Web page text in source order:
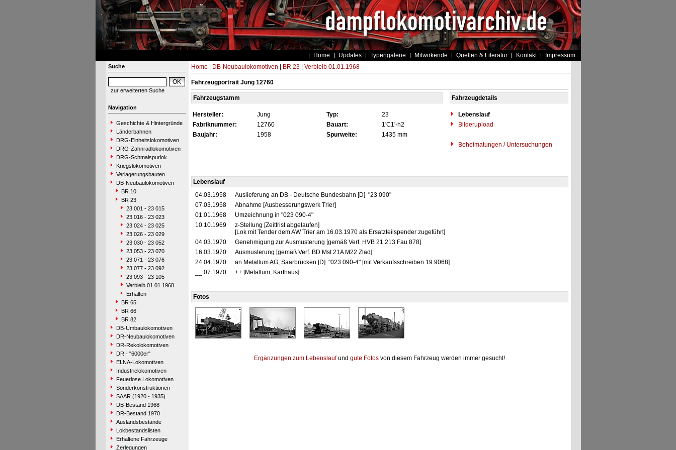
Home Updates Typengalerie Mitwirkende Quellen & Literatur Kontakt Impressum
Suche
zur erweiterten Suche
Navigation
Geschichte & Hintergründe
Länderbahnen
DRG-Einheitslokomotiven
DRG-Zahnradlokomotiven
DRG-Schmalspurlok.
Kriegslokomotiven
Verlagerungsbauten
DB-Neubaulokomotiven
BR 10
BR 23
23 001 - 23 015
23 016 - 23 023
23 024 - 23 025
23 026 - 23 029
23 030 - 23 052
23 053 - 23 070
23 071 - 23 076
23 077 - 23 092
23 093 - 23 105
Verbleib 01.01.1968
Erhalten
BR 65
BR 66
BR 82
DB-Umbaulokomotiven
DR-Neubaulokomotiven
DR-Rekolokomotiven
DR - "6000er"
ELNA-Lokomotiven
Industrielokomotiven
Feuerlose Lokomotiven
Sonderkonstruktionen
SAAR (1920 - 1935)
DB-Bestand 1968
DR-Bestand 1970
Auslandsbestände
Lokbestandslisten
Erhaltene Fahrzeuge
Zerlegungen
Home DB-Neubaulokomotiven BR 23| Verbleib 01.01.1968
Fahrzeugportrait Jung 12760
Fahrzeugstamm Fahrzeugdetails
Hersteller: Jung Typ: 23
Lebenslauf
Fabriknummer:
12760 Bauart: 1'C1'-h2
Bilderupload
Baujahr:
1958 Spurweite:
1435 mm
Beheimatungen / Untersuchungen
Lebenslauf
04.03.1958
Auslieferung an DB - Deutsche Bundesbahn [D] "23 090"
07.03.1958
Abnahme [Ausbesserungswerk Trier]
01.01.1968
Umzeichnung in "023 090-4"
10.10.1969
z-Stellung [Zeitfrist abgelaufen]
[Lok mit Tender dem AW Trier am 16.03.1970 als Ersatzteilspender zugeführt]
04.03.1970
Genehmigung zur Ausmusterung [gemäß Verf. HVB 21.213 Fau 878]
16.03.1970
Ausmusterung [gemäß Verf. BD Mst 21A M22 Zlad]
24.04.1970
an Metallum AG, Saarbrücken [D] "023 090-4" [mit Verkaufsschreiben 19.9068]
__.07.1970
++ [Metallum, Karthaus]
Fotos
Ergänzungen zum Lebenslaufund gute Fotos von diesem Fahrzeug werden immer gesucht!